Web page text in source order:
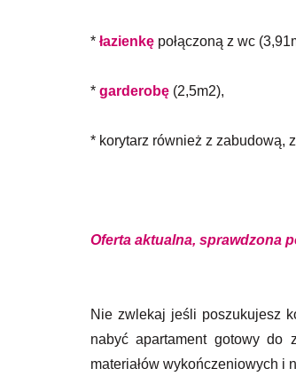
* łazienkę połączoną z wc
* garderobę (2,5m2),
* korytarz również z zabudową,
Oferta aktualna, sprawdzona
Nie zwlekaj jeśli poszukujesz
nabyć apartament gotowy do
materiałów wykończeniowych i